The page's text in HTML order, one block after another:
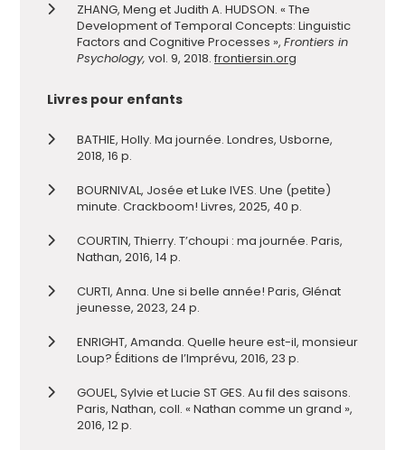
ZHANG, Meng et Judith A. HUDSON. « The
Development of Temporal Concepts: Linguistic
Factors and Cognitive Processes », Frontiers in
Psychology, vol. 9, 2018. frontiersin.org
Livres pour enfants
BATHIE, Holly. Ma journée. Londres, Usborne,
2018, 16 p.
BOURNIVAL, Josée et Luke IVES. Une (petite)
minute. Crackboom! Livres, 2025, 40 p.
COURTIN, Thierry. T’choupi : ma journée. Paris,
Nathan, 2016, 14 p.
CURTI, Anna. Une si belle année! Paris, Glénat
jeunesse, 2023, 24 p.
ENRIGHT, Amanda. Quelle heure est-il, monsieur
Loup? Éditions de l’Imprévu, 2016, 23 p.
GOUEL, Sylvie et Lucie ST GES. Au fil des saisons.
Paris, Nathan, coll. « Nathan comme un grand »,
2016, 12 p.